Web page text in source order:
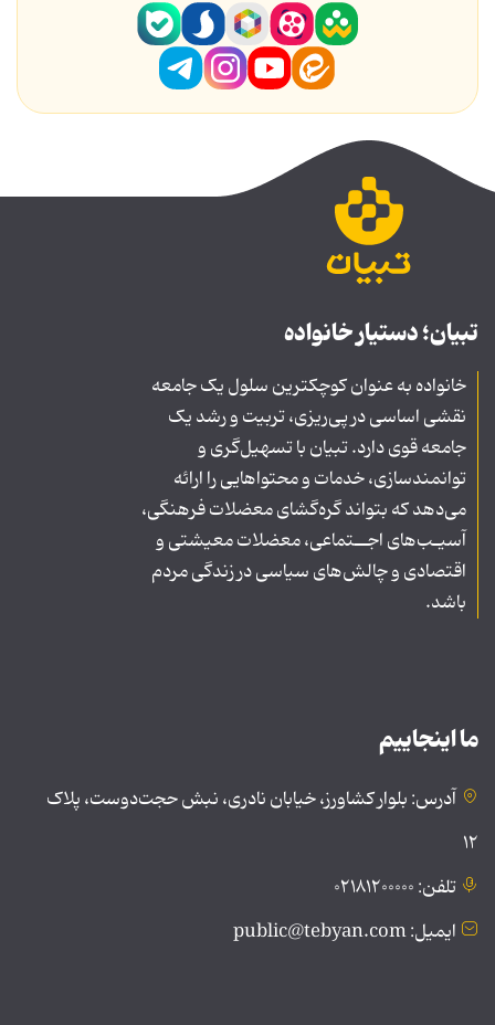
تبیان؛ دستیار خانواده
خانواده به عنوان کوچکترین سلول یک جامعه
نقشی اساسی در پی‌ریزی، تربیت و رشد یک
جامعه قوی دارد. تبیان با تسهیل‌گری و
توانمندسازی، خدمات و محتواهایی را ارائه
می‌دهد که بتواند گره‌گشای معضلات فرهنگی،
آسیـب‌های اجــتماعی، معضلات معیشتی و
اقتصادی و چالش‌های سیاسی در زندگی مردم
باشد.
ما اینجاییم
آدرس: بلوار کشاورز، خیابان نادری، نبش حجت‌دوست، پلاک
۱۲
تلفن: ۰۲۱۸۱۲۰۰۰۰۰
ایمیل: public@tebyan.com